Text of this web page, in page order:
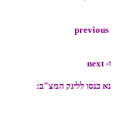
ו- next
נא כנסו ללינק המצ"ב: